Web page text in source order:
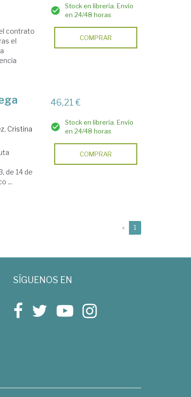
contrato
el
Stock en librería. Envío
en 24/48 horas
COMPRAR
Cristina
de 14 de
...
46,21 €
Stock en librería. Envío
en 24/48 horas
COMPRAR
« 1
SÍGUENOS EN